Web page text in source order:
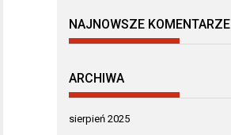
NAJNOWSZE KOMENTARZE
ARCHIWA
sierpień 2025